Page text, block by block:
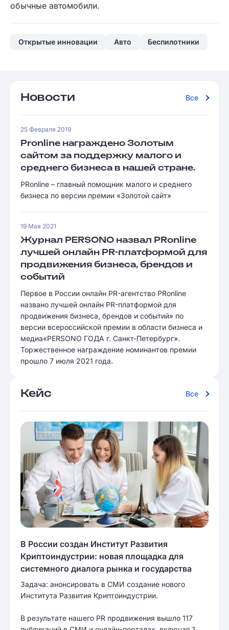
обычные автомобили.
Открытые инновации Авто Беспилотники
Новости Все
25 Февраля 2019
Pronline награждено Золотым
сайтом за поддержку малого и
среднего бизнеса в нашей стране.
PRonline – главный помощник малого и среднего
бизнеса по версии премии «Золотой сайт»
19 Мая 2021
Журнал PERSONO назвал PRonline
лучшей онлайн PR-платформой для
продвижения бизнеса, брендов и
событий
Первое в России онлайн PR-агентство PRonline
названо лучшей онлайн PR-платформой для
продвижения бизнеса, брендов и событий» по
версии всероссийской премии в области бизнеса и
медиа«PERSONO ГОДА г. Санкт-Петербург».
Торжественное награждение номинантов премии
прошло 7 июля 2021 года.
Кейс Все
В России создан Институт Развития
Криптоиндустрии: новая площадка для
системного диалога рынка и государства
Задача: анонсировать в СМИ создание нового
Института Развития Криптоиндустрии.
В результате нашего PR продвижения вышло 117